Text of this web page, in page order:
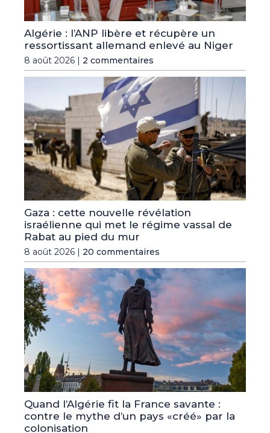
Algérie : l’ANP libère et récupère un
ressortissant allemand enlevé au Niger
8 août 2026 | 2 commentaires
Gaza : cette nouvelle révélation
israélienne qui met le régime vassal de
Rabat au pied du mur
8 août 2026 | 20 commentaires
Quand l’Algérie fit la France savante :
contre le mythe d’un pays «créé» par la
colonisation